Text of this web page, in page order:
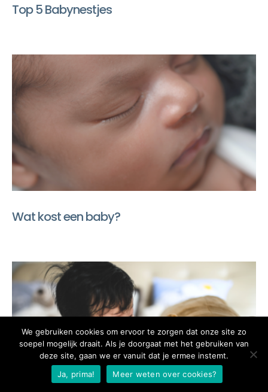
Top 5 Babynestjes
Wat kost een baby?
We gebruiken cookies om ervoor te zorgen dat onze site zo
soepel mogelijk draait. Als je doorgaat met het gebruiken van
deze site, gaan we er vanuit dat je ermee instemt.
Ja, prima!
Meer weten over cookies?